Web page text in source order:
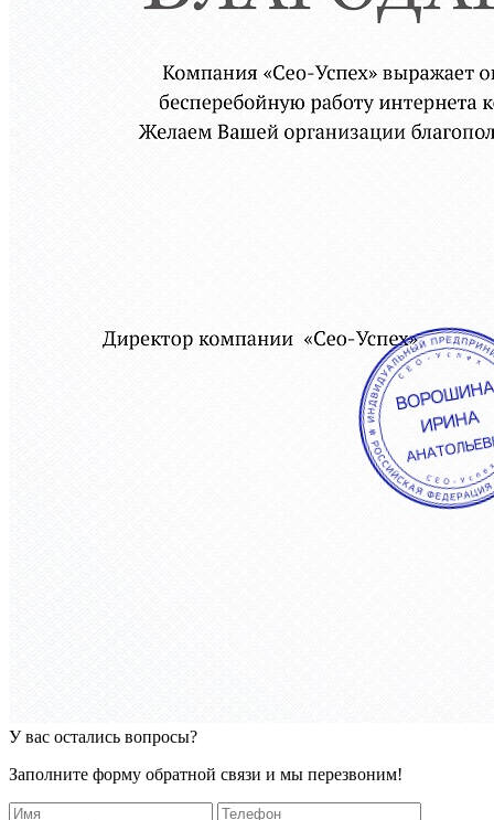
У вас остались вопросы?
Заполните форму обратной связи и мы перезвоним!